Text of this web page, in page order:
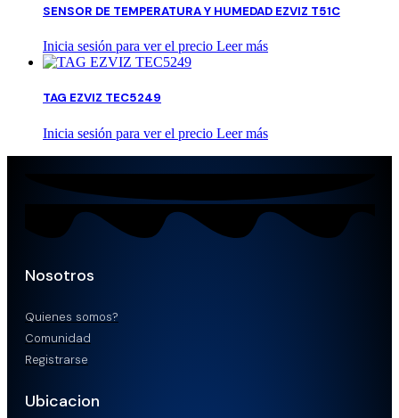
SENSOR DE TEMPERATURA Y HUMEDAD EZVIZ T51C
Inicia sesión para ver el precio Leer más
TAG EZVIZ TEC5249
Inicia sesión para ver el precio Leer más
Nosotros
Quienes somos?
Comunidad
Registrarse
Ubicacion